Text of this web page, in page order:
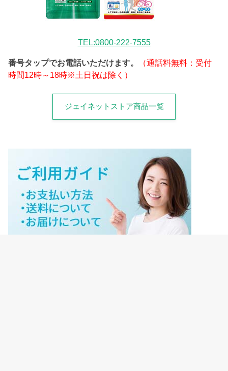
TEL:0800-222-7555
番号タップでお電話いただけます。
（通話料無料：受付
時間12時～18時※土日祝は除く）
ジェイネットストア商品一覧